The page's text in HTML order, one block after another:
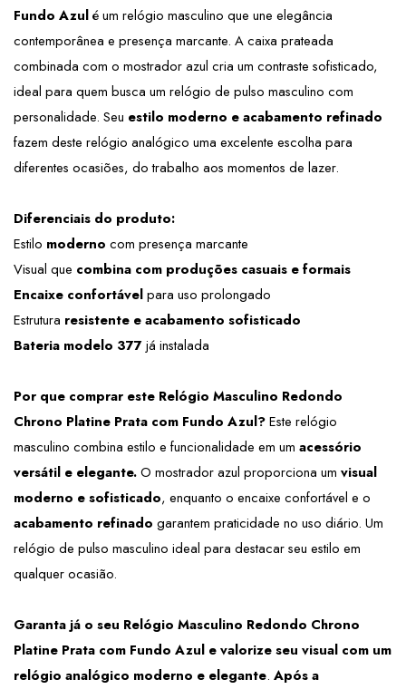
Fundo Azul é um relógio masculino que une elegância
contemporânea e presença marcante. A caixa prateada
combinada com o mostrador azul cria um contraste sofisticado,
ideal para quem busca um relógio de pulso masculino com
personalidade. Seu estilo moderno e acabamento refinado
fazem deste relógio analógico uma excelente escolha para
diferentes ocasiões, do trabalho aos momentos de lazer.
Diferenciais do produto:
Estilo moderno com presença marcante
Visual que combina com produções casuais e formais
Encaixe confortável para uso prolongado
Estrutura resistente e acabamento sofisticado
Bateria modelo 377 já instalada
Por que comprar este Relógio Masculino Redondo
Chrono Platine Prata com Fundo Azul? Este relógio
masculino combina estilo e funcionalidade em um acessório
versátil e elegante. O mostrador azul proporciona um visual
moderno e sofisticado
acabamento refinado garantem praticidade no uso diário. Um
relógio de pulso masculino ideal para destacar seu estilo em
qualquer ocasião.
Garanta já o seu Relógio Masculino Redondo Chrono
Platine Prata com Fundo Azul e valorize seu visual com um
relógio analógico moderno e elegante. Após a